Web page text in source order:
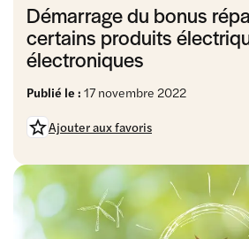
Démarrage du bonus
certains produits
électroniques
Publié le : 17 novembre 2022
Ajouter aux favoris